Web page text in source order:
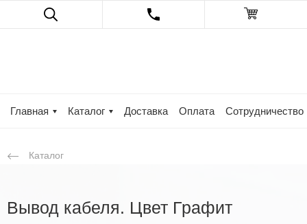
Главная Каталог Доставка Оплата Сотрудничество
Каталог
Вывод кабеля. Цвет Графит